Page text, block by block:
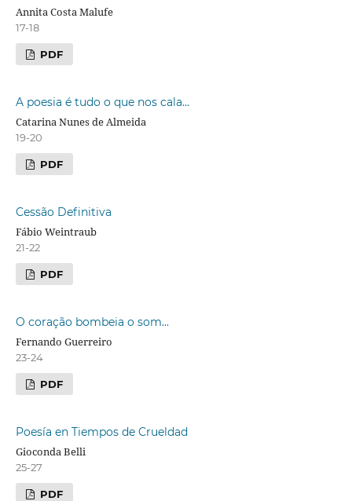
Annita Costa Malufe
17-18
PDF
A poesia é tudo o que nos cala...
Catarina Nunes de Almeida
19-20
PDF
Cessão Definitiva
Fábio Weintraub
21-22
PDF
O coração bombeia o som...
Fernando Guerreiro
23-24
PDF
Poesía en Tiempos de Crueldad
Gioconda Belli
25-27
PDF